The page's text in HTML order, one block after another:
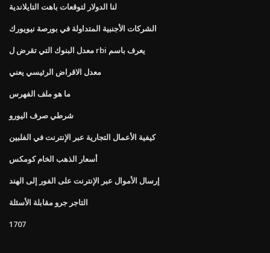
لنا الدولار لتوقعات باهت التايلاندية
الشركات الأجنبية المتداولة في بورصة نيويورك
معدل البنوك التي تقرض ل rbi يعرف باسم
معدل الاقراض الرئيسي يعني
ما هو ملف الفهرس
شرطي صرف اليورو
كيفية الأعمال التجارية عبر الإنترنت في الفلبين
أسعار الذهب الخام كومكس
إرسال الأموال عبر الإنترنت على الفور إلى الهند
التاجر جرو مقابلة الأسئلة
1707